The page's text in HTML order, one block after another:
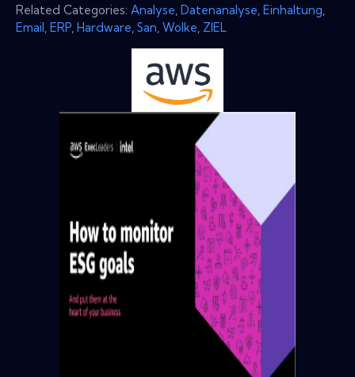
Related Categories: Analyse Datenanalyse Einhaltung
Email ERP Hardware San Wolke ZIEL